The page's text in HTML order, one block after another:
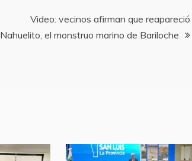
Video: vecinos afirman que reapareció
Nahuelito, el monstruo marino de Bariloche